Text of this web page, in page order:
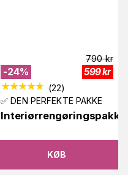
-24%
790 kr
599kr
(22)
✅ DEN PERFEKTE PAKKE
Interiørrengøringspakke
KØB